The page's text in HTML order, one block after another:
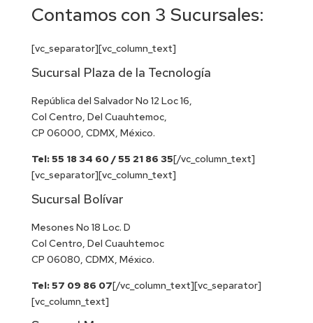
Contamos con 3 Sucursales:
[vc_separator][vc_column_text]
Sucursal Plaza de la Tecnología
República del Salvador No 12 Loc 16,
Col Centro, Del Cuauhtemoc,
CP 06000, CDMX, México.
Tel: 55 18 34 60 / 55 21 86 35[/vc_column_text]
[vc_separator][vc_column_text]
Sucursal Bolívar
Mesones No 18 Loc. D
Col Centro, Del Cuauhtemoc
CP 06080, CDMX, México.
Tel: 57 09 86 07[/vc_column_text][vc_separator]
[vc_column_text]